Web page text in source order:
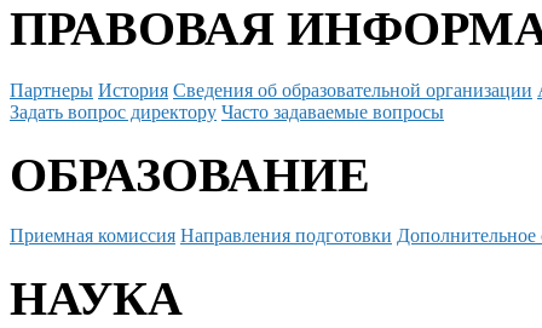
ПРАВОВАЯ
Партнеры История Сведения об образовательной организации
Задать вопрос директору Часто задаваемые вопросы
ОБРАЗОВАНИЕ
Приемная комиссия Направления подготовки Дополнительное
НАУКА